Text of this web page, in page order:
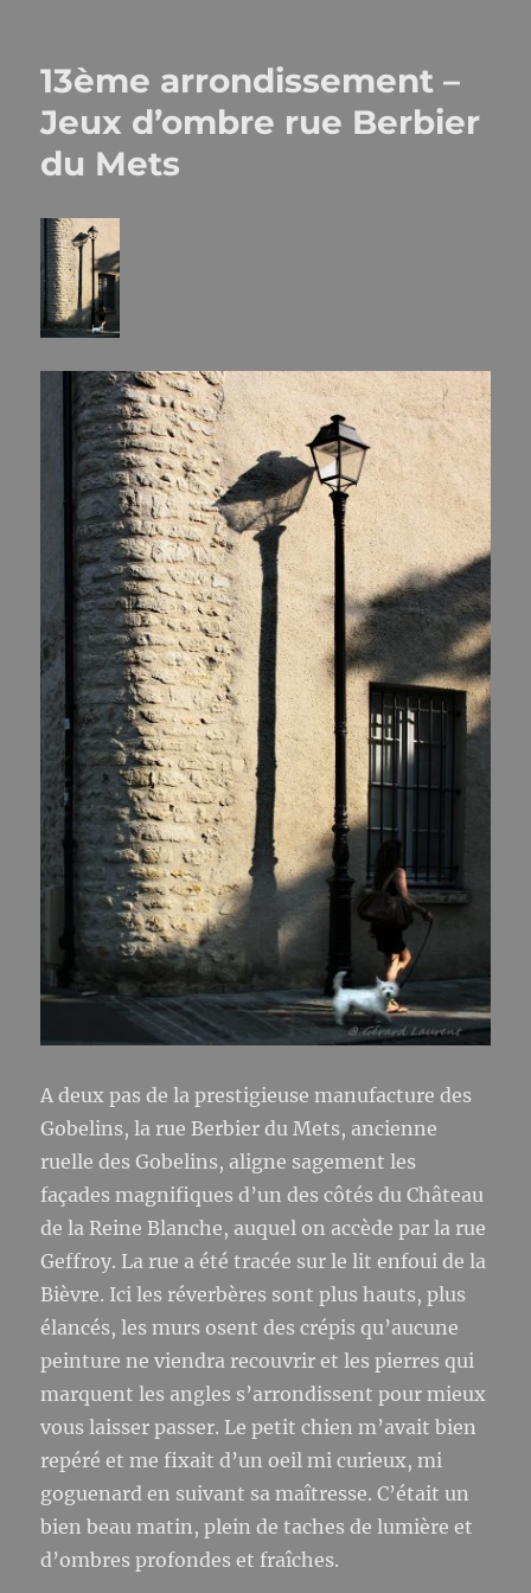
13ème arrondissement –
Jeux d’ombre rue Berbier
du Mets
A deux pas de la prestigieuse manufacture des
Gobelins, la rue Berbier du Mets, ancienne
ruelle des Gobelins, aligne sagement les
façades magnifiques d’un des côtés du Château
de la Reine Blanche, auquel on accède par la rue
Geffroy. La rue a été tracée sur le lit enfoui de la
Bièvre. Ici les réverbères sont plus hauts, plus
élancés, les murs osent des crépis qu’aucune
peinture ne viendra recouvrir et les pierres qui
marquent les angles s’arrondissent pour mieux
vous laisser passer. Le petit chien m’avait bien
repéré et me fixait d’un oeil mi curieux, mi
goguenard en suivant sa maîtresse. C’était un
bien beau matin, plein de taches de lumière et
d’ombres profondes et fraîches.